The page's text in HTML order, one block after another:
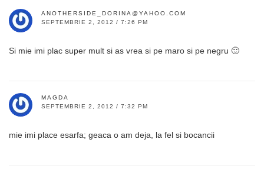
ANOTHERSIDE_DORINA@YAHOO.COM
SEPTEMBRIE 2, 2012 / 7:26 PM
Si mie imi plac super mult si as vrea si pe maro si pe negru 🙂
MAGDA
SEPTEMBRIE 2, 2012 / 7:32 PM
mie imi place esarfa; geaca o am deja, la fel si bocancii